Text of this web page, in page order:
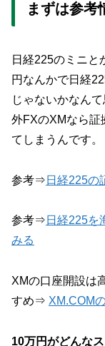
まずは参考
日経225のミニと
円なんかで日経
じゃないかなん
外FXのXMなら証
てしまうんです。
参考⇒ 日経225の
参考⇒ 日経225を
みる
XMの口座開設は
すめ⇒ XM.COM
10万円がどんな